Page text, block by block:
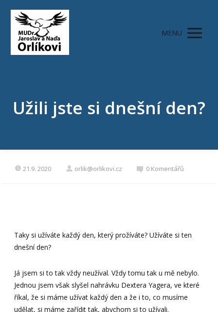
MENU
Užili jste si dnešní den?
21.9. 2020 orlik@orlikovi.cz 0 Komentářů
Taky si užíváte každý den, který prožíváte? Užíváte si ten
dnešní den?
Já jsem si to tak vždy neužíval. Vždy tomu tak u mě nebylo.
Jednou jsem však slyšel nahrávku Dextera Yagera, ve které
říkal, že si máme užívat každý den a že i to, co musíme
udělat, si máme zařídit tak, abychom si to užívali.